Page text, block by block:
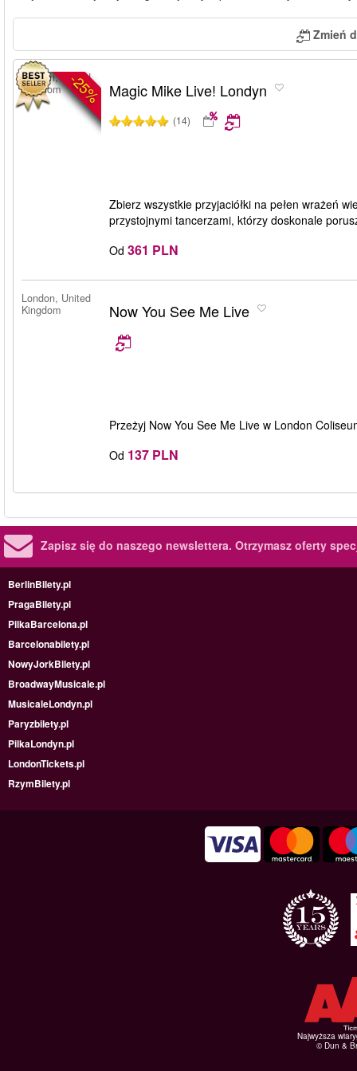
Zmień
-25%
London, United
Kingdom
Magic Mike Live! Londyn
(14)
Zbierz wszystkie przyjaciółki na pełen wrażeń
przystojnymi tancerzami, którzy doskonale
Od 361 PLN
London, United
Kingdom
Now You See Me Live
Przeżyj Now You See Me Live w London
Od 137 PLN
Zapisz się do naszego newslettera. Otrzymasz oferty
BerlinBilety.pl
PragaBilety.pl
PilkaBarcelona.pl
Barcelonabilety.pl
NowyJorkBilety.pl
BroadwayMusicale.pl
MusicaleLondyn.pl
Paryzbilety.pl
PilkaLondyn.pl
LondonTickets.pl
RzymBilety.pl
Najwyższa
© Dun &